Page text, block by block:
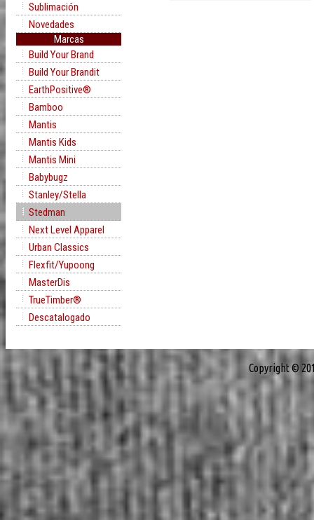
Sublimación
Novedades
Marcas
Build Your Brand
Build Your Brandit
EarthPositive®
Bamboo
Mantis
Mantis Kids
Mantis Mini
Babybugz
Stanley/Stella
Stedman
Next Level Apparel
Urban Classics
Flexfit/Yupoong
MasterDis
TrueTimber®
Descatalogado
Copyright ©